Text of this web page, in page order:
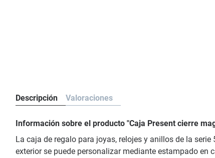
Descripción Valoraciones
Información sobre el producto "Caja Present cierre
La caja de regalo para joyas, relojes y anillos de la
exterior se puede personalizar mediante estampado en